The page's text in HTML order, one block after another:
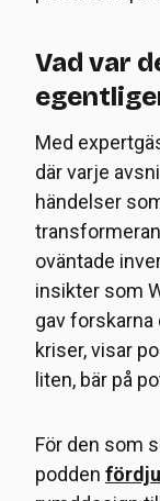
Vad var
Med
där varje
händelser
oväntade
insikter som
gav
kriser, visar
liten, bär på
För den som
podden